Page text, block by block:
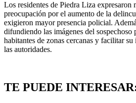
Los residentes de Piedra Liza expresaron
preocupación por el aumento de la
exigieron mayor presencia policial.
difundiendo las imágenes del sospechoso
habitantes de zonas cercanas y facilitar
las autoridades.
TE PUEDE